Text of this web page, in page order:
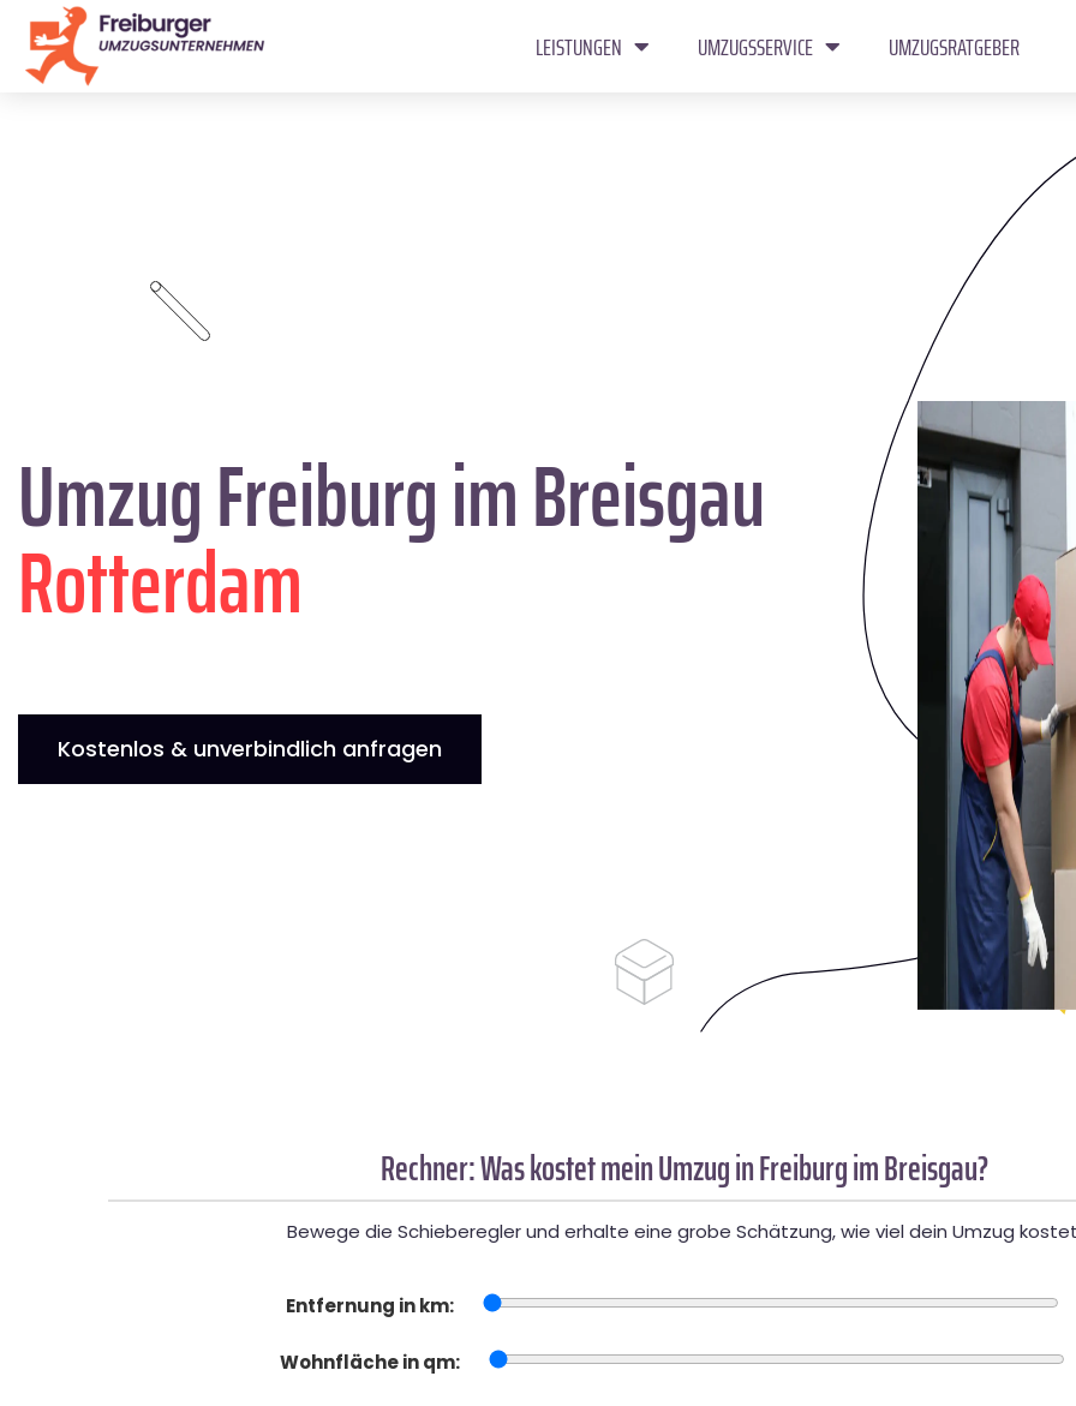
LEISTUNGEN UMZUGSSERVICE UMZUGSRATGEBER
Umzug Freiburg im Breisgau
Rotterdam
Kostenlos & unverbindlich anfragen
Rechner: Was kostet mein Umzug in Freiburg im Breisgau?
Bewege die Schieberegler und erhalte eine grobe Schätzung, wie viel dein Umzug
Entfernung in km:
Wohnfläche in qm: